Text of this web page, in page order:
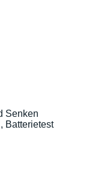
Senken
Batterietest